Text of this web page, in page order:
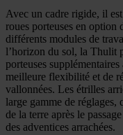
Avec un cadre rigide, il
roues porteuses en option
différents modules de
l’horizon du sol, la Thulit
porteuses
meilleure flexibilité et de
vallonnées. Les étrilles
large gamme de réglages,
de la terre après le
des adventices arrachées.